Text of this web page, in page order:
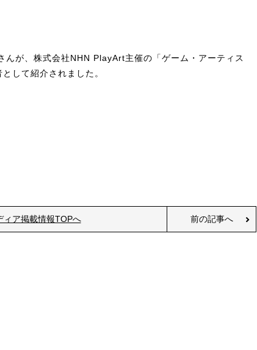
んが、株式会社NHN PlayArt主催の「ゲーム・アーティス
して紹介されました。
ィア掲載情報TOPへ 前の記事へ